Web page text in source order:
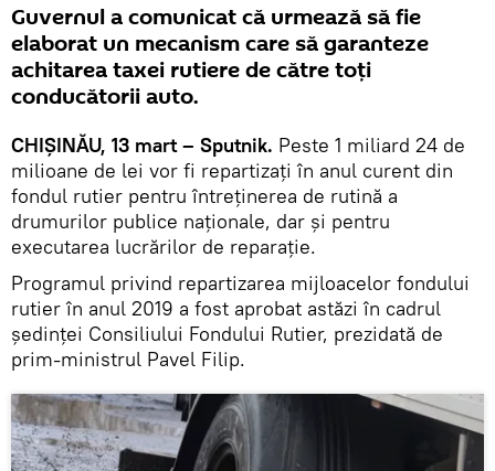
Guvernul a comunicat că urmează să fie
elaborat un mecanism care să garanteze
achitarea taxei rutiere de către toți
conducătorii auto.
CHIȘINĂU, 13 mart – Sputnik. Peste 1 miliard 24 de
milioane de lei vor fi repartizați în anul curent din
fondul rutier pentru întreținerea de rutină a
drumurilor publice naționale, dar și pentru
executarea lucrărilor de reparație.
Programul privind repartizarea mijloacelor fondului
rutier în anul 2019 a fost aprobat astăzi în cadrul
ședinței Consiliului Fondului Rutier, prezidată de
prim-ministrul Pavel Filip.